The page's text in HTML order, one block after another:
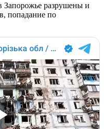
Запорожье разрушены и
попадание по